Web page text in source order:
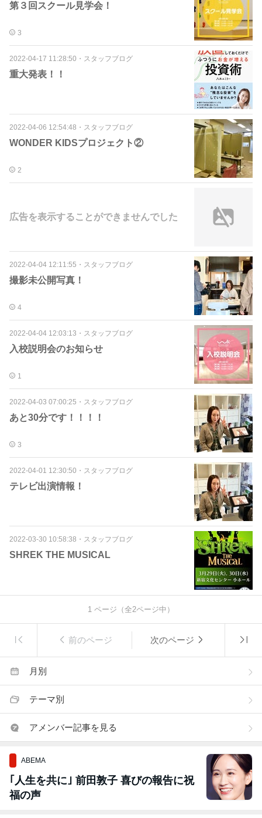
第３回スクール見学会！
3
2022-04-17 11:28:50 ・ スタッフブログ
重大発表！！
2022-04-06 12:54:48 ・ スタッフブログ
WONDER KIDSプロジェクト②
2
広告を表示することができませんでした
2022-04-04 12:11:55 ・ スタッフブログ
撮影未公開写真！
4
2022-04-04 12:03:13 ・ スタッフブログ
入校説明会のお知らせ
1
2022-04-03 07:00:25 ・ スタッフブログ
あと30分です！！！！
3
2022-04-01 12:30:50 ・ スタッフブログ
テレビ出演情報！
2022-03-30 10:58:38 ・ スタッフブログ
SHREK THE MUSICAL
1 ページ（全2ページ中）
前のページ 次のページ
月別
テーマ別
アメンバー記事を見る
ABEMA
｢人生を共に｣ 前田敦子 喜びの報告に祝
福の声